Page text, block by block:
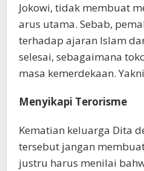
Jokowi, tidak membuat
arus utama. Sebab,
terhadap ajaran Islam
selesai, sebagaimana
masa kemerdekaan.
Menyikapi Terorisme
Kematian keluarga Dita
tersebut jangan
justru harus menilai